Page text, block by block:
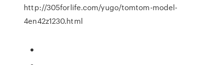
http://305forlife.com/yugo/tomtom-model-
4en42z1230.html